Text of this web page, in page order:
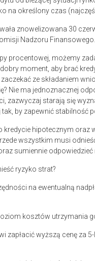
na określony czas
znowelizowana 30
Nadzoru Finansowego.
procentowej, możemy
moment, aby brać
ze składaniem
Nie ma jednoznacznej
zazwyczaj starają się
by zapewnić stabilność
kredycie hipotecznym oraz
wszystkim musi
sumiennie odpowiedzieć
ryzyko strat?
na ewentualną
kosztów utrzymania
zapłacić wyższą cenę za